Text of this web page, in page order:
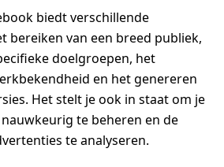
biedt verschillende
bereiken van een breed publiek,
doelgroepen, het
en het genereren
Het stelt je ook in staat om je
te beheren en de
te analyseren.